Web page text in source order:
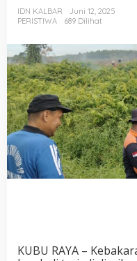
IDN KALBAR
Juni 12, 2025
PERISTIWA
689 Dilihat
KUBU RAYA –